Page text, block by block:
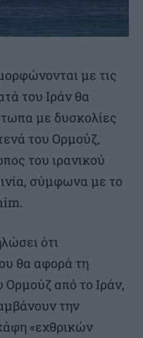
με τις
του Ιράν θα
με δυσκολίες
του Ορμούζ,
του ιρανικού
σύμφωνα με το
ότι
θα αφορά τη
Ορμούζ από το Ιράν,
την
«εχθρικών